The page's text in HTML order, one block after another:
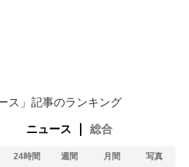
ス」記事のランキング
ニュース 総合
24時間 週間 月間 写真